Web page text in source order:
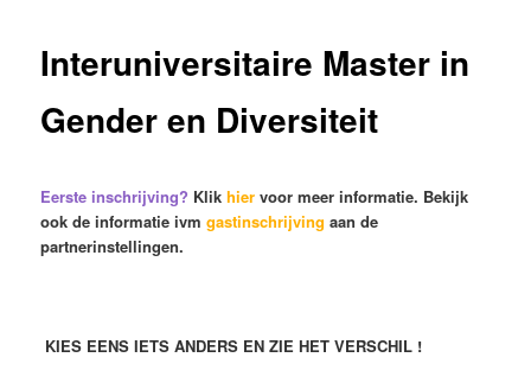
Interuniversitaire Master in
Gender en Diversiteit
Eerste inschrijving? Klikhier voor meer informatie. Bekijk
ook de informatie ivmgastinschrijving aan de
partnerinstellingen.
KIES EENS IETS ANDERS EN ZIE HET VERSCHIL !